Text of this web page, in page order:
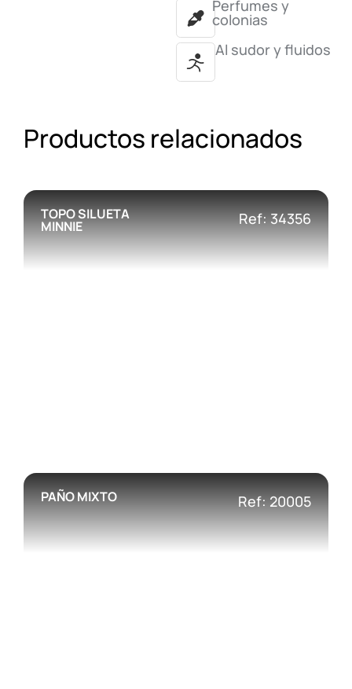
Perfumes y
colonias
Al sudor y fluidos
Productos relacionados
TOPO SILUETA
MINNIE Ref: 34356
PAÑO MIXTO Ref: 20005